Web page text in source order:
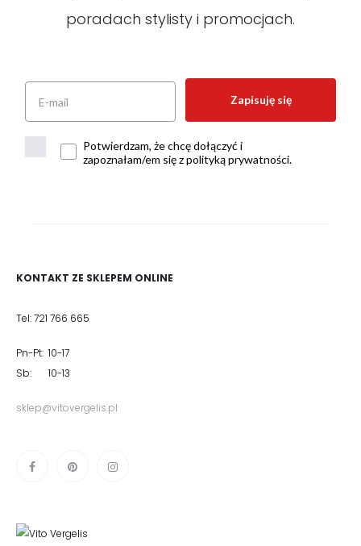
poradach stylisty i promocjach.
Zapisuję się
Potwierdzam, że chcę dołączyć i
zapoznałam/em się z polityką prywatności.
KONTAKT ZE SKLEPEM ONLINE
Tel: 721 766 665
Pn-Pt: 10-17
Sb: 10-13
sklep@vitovergelis.pl